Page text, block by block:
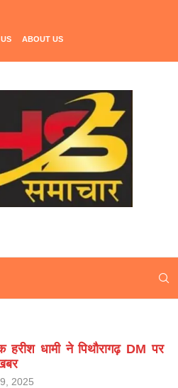
ABOUT US
हरीश धामी ने पिथौरागढ़ DM पर
2025